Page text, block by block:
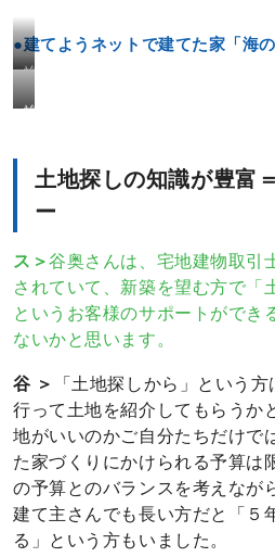
分
ニ
ン
ン
●建てようネットで建てた家「海の
竣
工
観
竣
て
後
の
リ
ビ
ン
土地探しの知識が豊富
ー
ス＞谷奥さんは、宅地建物取引
されていて、新築を望む方で「
というお客様のサポートができ
ないかと思います。
谷 ＞
「土地探しから」という
行って土地を紹介してもらうか
地がいいのかご自分たちだけで
た家づくりにかけられる予算は
の予算とのバランスを考えなが
建て主さんでも長い方だと「５
る」という方もいました。